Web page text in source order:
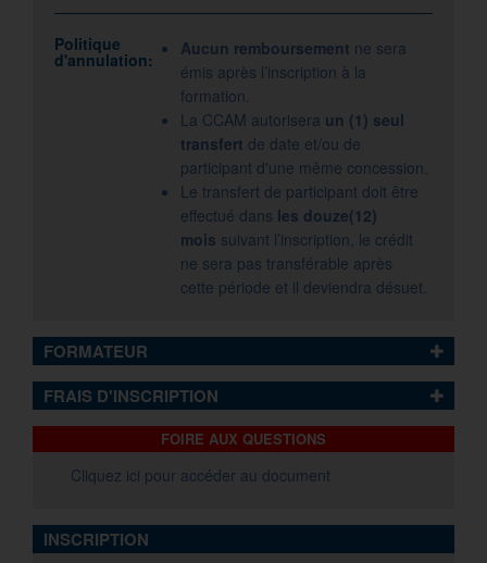
Politique
d'annulation:
Aucun remboursement ne sera
émis après l’inscription à la
formation.
La CCAM autorisera un (1) seul
transfert de date et/ou de
participant d'une même concession.
Le transfert de participant doit être
effectué dans les douze(12)
mois suivant l’inscription, le crédit
ne sera pas transférable après
cette période et il deviendra désuet.
FORMATEUR
FRAIS D'INSCRIPTION
FOIRE AUX QUESTIONS
Cliquez ici pour accéder au document
INSCRIPTION